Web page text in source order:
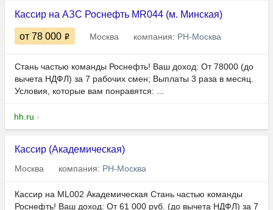
Кассир на АЗС Роснефть MR044 (м. Минская)
от 78 000 Москва компания: РН-Москва
Стань частью команды Роснефть! Ваш доход: От 78000 (до
вычета НДФЛ) за 7 рабочих смен; Выплаты 3 раза в месяц.
Условия, которые вам понравятся: ...
hh.ru -
Кассир (Академическая)
Москва компания: РН-Москва
Кассир на ML002 Академическая Стань частью команды
Роснефть! Ваш доход: От 61 000 руб. (до вычета НДФЛ) за 7